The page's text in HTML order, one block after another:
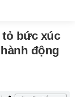
tỏ bức xúc
động